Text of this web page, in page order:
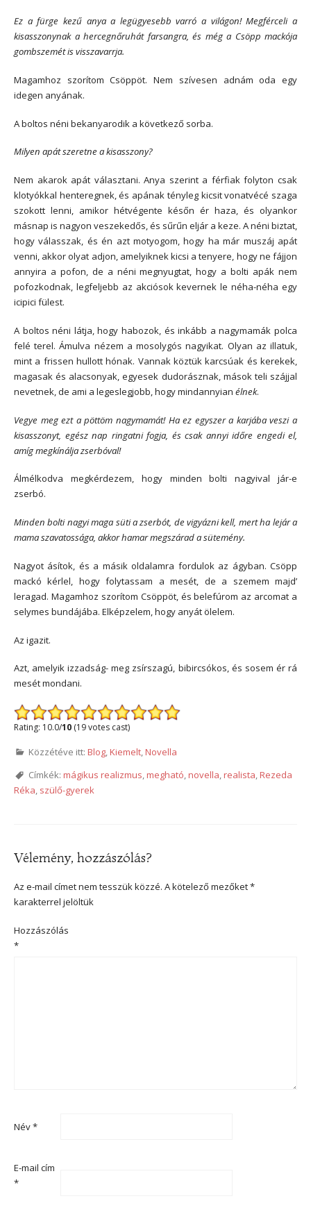
Ez a fürge kezű anya a legügyesebb varró a világon! Megférceli a
kisasszonynak a hercegnőruhát farsangra, és még a Csöpp mackója
gombszemét is visszavarrja.
Magamhoz szorítom Csöppöt. Nem szívesen adnám oda egy
idegen anyának.
A boltos néni bekanyarodik a következő sorba.
Milyen apát szeretne a kisasszony?
Nem akarok apát választani. Anya szerint a férfiak folyton csak
klotyókkal henteregnek, és apának tényleg kicsit vonatvécé szaga
szokott lenni, amikor hétvégente későn ér haza, és olyankor
másnap is nagyon veszekedős, és sűrűn eljár a keze. A néni biztat,
hogy válasszak, és én azt motyogom, hogy ha már muszáj apát
venni, akkor olyat adjon, amelyiknek kicsi a tenyere, hogy ne fájjon
annyira a pofon, de a néni megnyugtat, hogy a bolti apák nem
pofozkodnak, legfeljebb az akciósok kevernek le néha-néha egy
icipici fülest.
A boltos néni látja, hogy habozok, és inkább a nagymamák polca
felé terel. Ámulva nézem a mosolygós nagyikat. Olyan az illatuk,
mint a frissen hullott hónak. Vannak köztük karcsúak és kerekek,
magasak és alacsonyak, egyesek dudorásznak, mások teli szájjal
nevetnek, de ami a legeslegjobb, hogy mindannyian élnek.
Vegye meg ezt a pöttöm nagymamát! Ha ez egyszer a karjába veszi a
kisasszonyt, egész nap ringatni fogja, és csak annyi időre engedi el,
amíg megkínálja zserbóval!
Álmélkodva megkérdezem, hogy minden bolti nagyival jár-e
zserbó.
Minden bolti nagyi maga süti a zserbót, de vigyázni kell, mert ha lejár a
mama szavatossága, akkor hamar megszárad a sütemény.
Nagyot ásítok, és a másik oldalamra fordulok az ágyban. Csöpp
mackó kérlel, hogy folytassam a mesét, de a szemem majd’
leragad. Magamhoz szorítom Csöppöt, és belefúrom az arcomat a
selymes bundájába. Elképzelem, hogy anyát ölelem.
Az igazit.
Azt, amelyik izzadság- meg zsírszagú, bibircsókos, és sosem ér rá
mesét mondani.
Rating: 10.0/10 (19 votes cast)
Közzétéve itt: Blog,Kiemelt,Novella
Címkék: mágikus realizmus,megható,novella,realista,Rezeda
Réka, szülő-gyerek
Vélemény, hozzászólás?
Az e-mail címet nem tesszük közzé. A kötelező mezőket*
karakterrel jelöltük
Hozzászólás
*
Név*
E-mail cím
*